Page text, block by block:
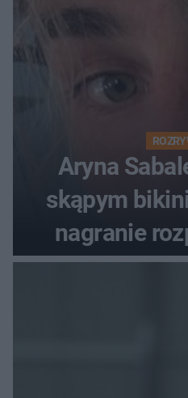
Aryna
skąpym
nagranie